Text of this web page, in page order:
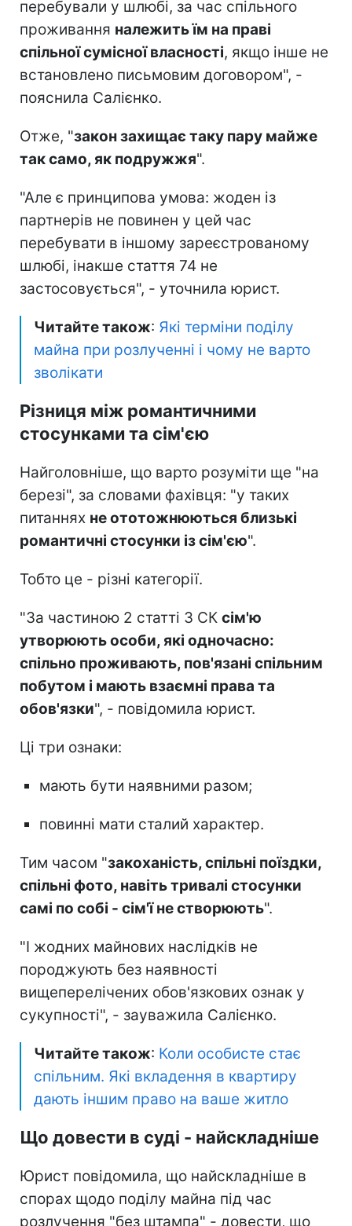
перебували у шлюбі, за час спільного
проживання належить їм на праві
спільної сумісної власності, якщо інше не
встановлено письмовим договором", -
пояснила Салієнко.
Отже, "закон захищає таку пару майже
так само, як подружжя".
"Але є принципова умова: жоден із
партнерів не повинен у цей час
перебувати в іншому зареєстрованому
шлюбі, інакше стаття 74 не
застосовується", - уточнила юрист.
Читайте також: Які терміни поділу
майна при розлученні і чому не варто
зволікати
Різниця між романтичними
стосунками та сім'єю
Найголовніше, що варто розуміти ще "на
березі", за словами фахівця: "у таких
питаннях не ототожнюються близькі
романтичні стосунки із сім'єю".
Тобто це - різні категорії.
"За частиною 2 статті 3 СК сім'ю
утворюють особи, які одночасно:
спільно проживають, пов'язані спільним
побутом і мають взаємні права та
обов'язки", - повідомила юрист.
Ці три ознаки:
мають бути наявними разом;
повинні мати сталий характер.
Тим часом "закоханість, спільні поїздки,
спільні фото, навіть тривалі стосунки
самі по собі - сім'ї не створюють".
"І жодних майнових наслідків не
породжують без наявності
вищеперелічених обов'язкових ознак у
сукупності", - зауважила Салієнко.
Читайте також: Коли особисте стає
спільним. Які вкладення в квартиру
дають іншим право на ваше житло
Що довести в суді - найскладніше
Юрист повідомила, що найскладніше в
спорах щодо поділу майна під час
розлучення "без штампа" - довести, що